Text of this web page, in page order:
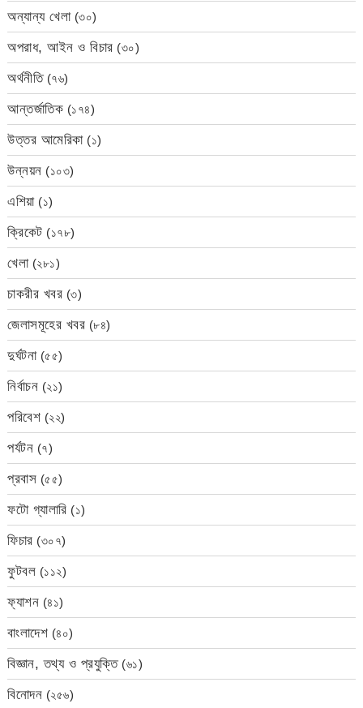
অন্যান্য খেলা(৩০)
অপরাধ, আইন ও বিচার (৩০)
অর্থনীতি(৭৬)
আন্তর্জাতিক (১৭৪)
উত্তর আমেরিকা(১)
উন্নয়ন (১০৩)
এশিয়া(১)
ক্রিকেট (১৭৮)
খেলা(২৮১)
চাকরীর খবর (৩)
জেলাসমূহের খবর (৮৪)
দুর্ঘটনা(৫৫)
নির্বাচন (২১)
পরিবেশ (২২)
পর্যটন (৭)
প্রবাস (৫৫)
ফটো গ্যালারি (১)
ফিচার (৩০৭)
ফুটবল (১১২)
ফ্যাশন (৪১)
বাংলাদেশ (৪০)
বিজ্ঞান, তথ্য ও প্রযুক্তি(৬১)
বিনোদন (২৫৬)